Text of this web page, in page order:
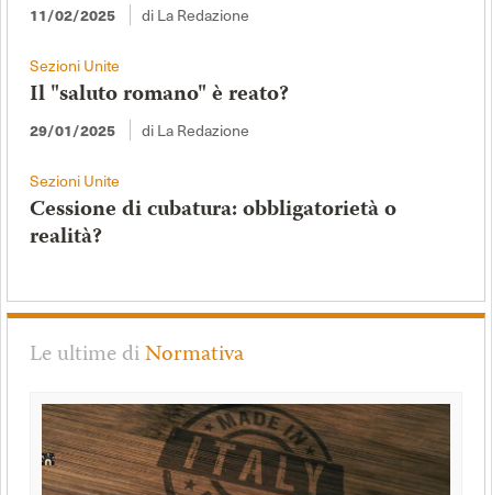
11/02/2025 di La Redazione
Sezioni Unite
Il "saluto romano" è reato?
29/01/2025 di La Redazione
Sezioni Unite
Cessione di cubatura: obbligatorietà o
realità?
Le ultime diNormativa